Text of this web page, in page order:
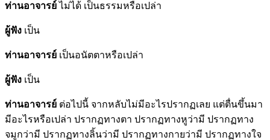
ท่านอาจารย์ไม่ได้ เป็นธรรมหรือเปล่า
ผู้ฟัง เป็น
ท่านอาจารย์ เป็นอนัตตาหรือเปล่า
ผู้ฟัง เป็น
ท่านอาจารย์ ต่อไปนี้ จากหลับไม่มีอะไรปรากฏเลย แต่ตื่นขึ้นมา
มีอะไรหรือเปล่า ปรากฏทางตา ปรากฏทางหูว่ามี ปรากฏทาง
จมูกว่ามี ปรากฏทางลิ้นว่ามี ปรากฏทางกายว่ามี ปรากฏทางใจ